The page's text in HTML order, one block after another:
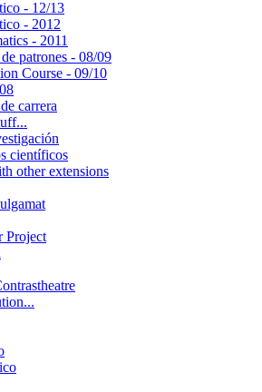
- 12/13
- 2012
- 2011
patrones - 08/09
Course - 09/10
carrera
científicos
other extensions
Project